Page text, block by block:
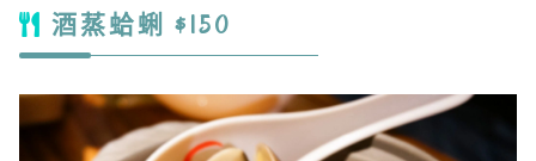
酒蒸蛤蜊 $150